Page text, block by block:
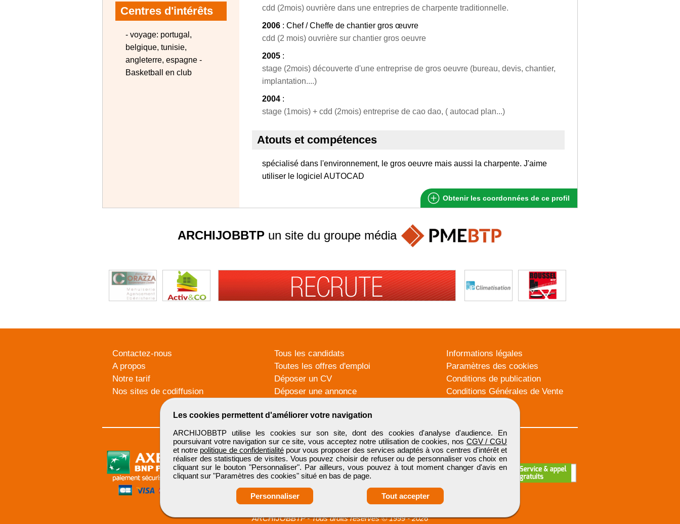
Centres d'intérêts
- voyage: portugal,
belgique, tunisie,
angleterre, espagne -
Basketball en club
cdd (2mois) ouvrière dans une entrepries de charpente traditionnelle.
2006 : Chef / Cheffe de chantier gros œuvre
cdd (2 mois) ouvrière sur chantier gros oeuvre
2005 :
stage (2mois) découverte d'une entreprise de gros oeuvre (bureau, devis, chantier,
implantation....)
2004 :
stage (1mois) + cdd (2mois) entreprise de cao dao, ( autocad plan...)
Atouts et compétences
spécialisé dans l'environnement, le gros oeuvre mais aussi la charpente. J'aime
utiliser le logiciel AUTOCAD
Obtenir les coordonnées de ce profil
Les cookies permettent d'améliorer votre navigation
ARCHIJOBBTP utilise les cookies sur son site, dont des cookies d'analyse d'audience. En
poursuivant votre navigation sur ce site, vous acceptez notre utilisation de cookies, nos CGV / CGU
et notre politique de confidentialitépour vous proposer des services adaptés à vos centres d'intérêt et
réaliser des statistiques de visites. Vous pouvez choisir de refuser ou de personnaliser vos choix en
cliquant sur le bouton "Personnaliser". Par ailleurs, vous pouvez à tout moment changer d'avis en
cliquant sur "Paramètres des cookies" situé en bas de page.
Personnaliser Tout accepter
ARCHIJOBBTPun site du groupe média
Contactez-nous
A propos
Notre tarif
Nos sites de codiffusion
Tous les candidats
Toutes les offres d'emploi
Déposer un CV
Déposer une annonce
Informations légales
Paramètres des cookies
Conditions de publication
Conditions Générales de Vente
ARCHIJOBBTP -Tous droits réservés © 1999 - 2026